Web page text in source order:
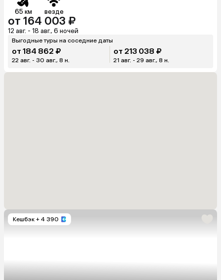
65 км везде
от 164 003 ₽
12 авг. - 18 авг., 6 ночей
Выгодные туры на соседние даты
от 184 862 ₽
22 авг. - 30 авг., 8 н.
от 213 038 ₽
21 авг. - 29 авг., 8 н.
Кешбэк + 4 390